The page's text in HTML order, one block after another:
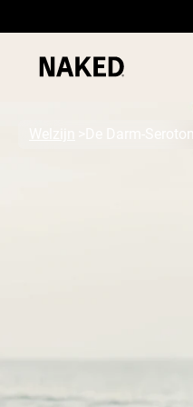
De Darm-